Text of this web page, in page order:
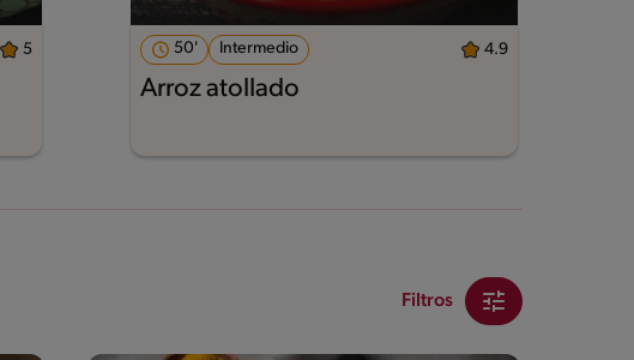
5 50' Intermedio 4.9
Arroz atollado
Filtros